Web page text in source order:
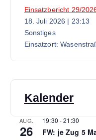
Einsatzbericht 29/
18. Juli 2026 | 23:13
Sonstiges
Einsatzort:
Kalender
AUG.
26
19:30 -21:30
FW: je Zug 5